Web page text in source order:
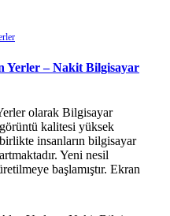
Yerler – Nakit Bilgisayar
olarak Bilgisayar
kalitesi yüksek
insanların bilgisayar
Yeni nesil
başlamıştır. Ekran